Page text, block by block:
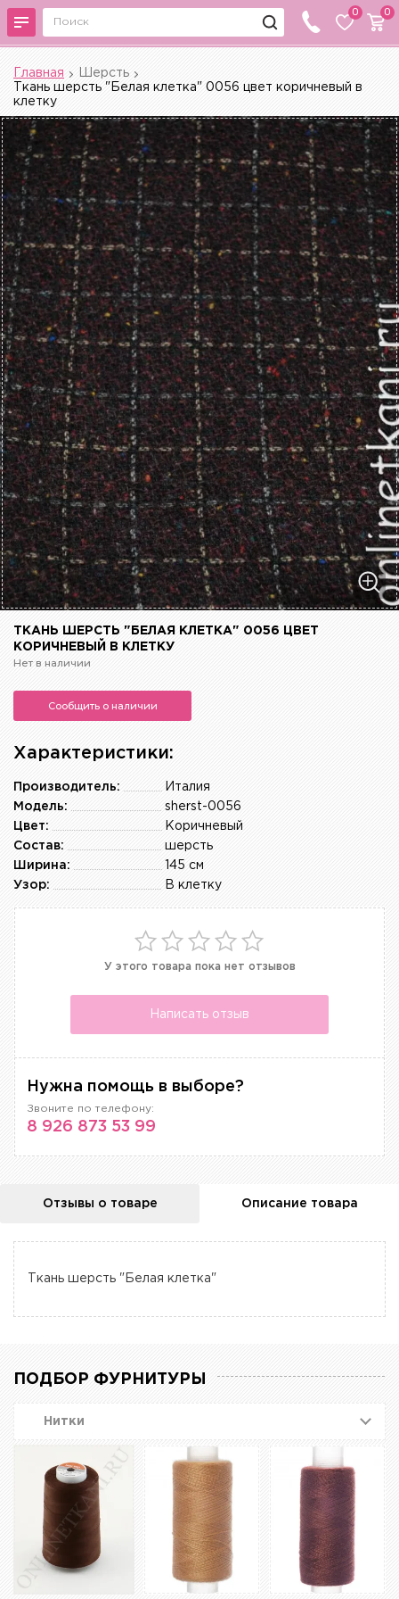
0 0
Главная
Шерсть
Ткань шерсть "Белая клетка" 0056 цвет коричневый в
клетку
ТКАНЬ ШЕРСТЬ "БЕЛАЯ КЛЕТКА" 0056 ЦВЕТ
КОРИЧНЕВЫЙ В КЛЕТКУ
Нет в наличии
Сообщить о наличии
Характеристики:
Италия
Производитель:
sherst-0056
Модель:
Коричневый
Цвет:
шерсть
Состав:
145 см
Ширина:
В клетку
Узор:
У этого товара пока нет отзывов
Написать отзыв
Нужна помощь в выборе?
Звоните по телефону:
8 926 873 53 99
Отзывы о товаре Описание товара
Ткань шерсть "Белая клетка"
ПОДБОР ФУРНИТУРЫ
Нитки